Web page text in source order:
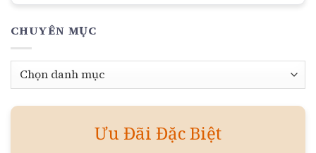
CHUYÊN MỤC
Chuyên
Ưu Đãi Đặc Biệt